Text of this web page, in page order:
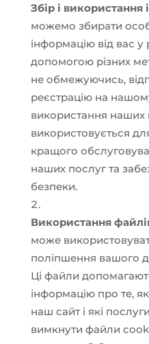
Збір і використання
можемо збирати
інформацію від вас у
допомогою різних
не обмежуючись,
реєстрацію на
використання наших
використовується
кращого
наших послуг та
безпеки.
Використання
може
поліпшення вашого
Ці файли
інформацію про те,
наш сайт і які
вимкнути файли